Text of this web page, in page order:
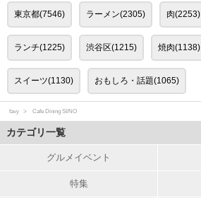
東京都(7546) ラーメン(2305) 肉(2253)
ランチ(1225) 渋谷区(1215) 焼肉(1138)
スイーツ(1130) おもしろ・話題(1065)
favy Cafe Dining SI/NO
カテゴリ一覧
グルメイベント
特集